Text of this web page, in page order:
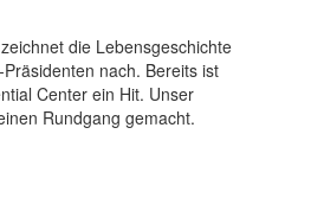
die Lebensgeschichte
nach. Bereits ist
Center ein Hit. Unser
Rundgang gemacht.